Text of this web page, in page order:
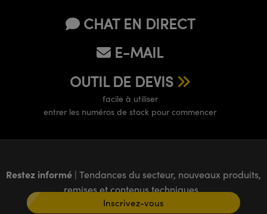
CHAT EN DIRECT
E-MAIL
OUTIL DE DEVIS
facile à utiliser
entrer les numéros de stock pour commencer
Restez informé | Tendances du secteur, nouveaux produits,
remises et contenus techniques
Inscrivez-vous